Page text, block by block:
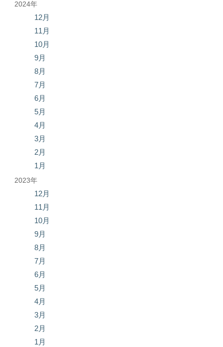
2024年
12月
11月
10月
9月
8月
7月
6月
5月
4月
3月
2月
1月
2023年
12月
11月
10月
9月
8月
7月
6月
5月
4月
3月
2月
1月